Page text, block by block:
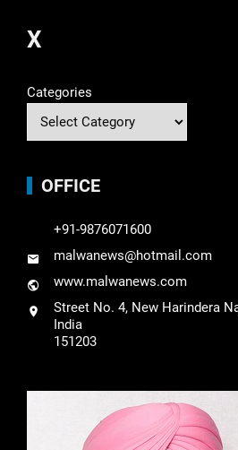
X
Categories
OFFICE
+91-9876071600
malwanews@hotmail.com
www.malwanews.com
Street No. 4, New Harindera
India
151203